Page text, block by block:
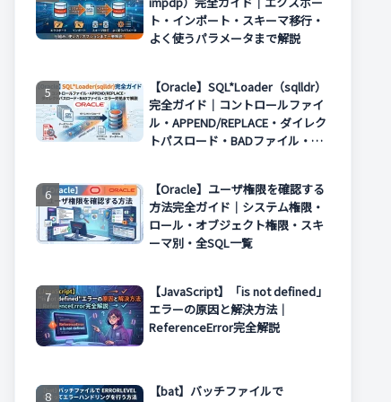
ト・インポート・スキーマ移行・
よく使うパラメータまで解説
【Oracle】SQL*Loader（sqlldr）
完全ガイド｜コントロールファイ
ル・APPEND/REPLACE・ダイレク
トパスロード・BADファイル・エ
【Oracle】ユーザ権限を確認する
方法完全ガイド｜システム権限・
ロール・オブジェクト権限・スキ
ーマ別・全SQL一覧
【JavaScript】「is not defined」
エラーの原因と解決方法｜
ReferenceError完全解説
【bat】バッチファイルで